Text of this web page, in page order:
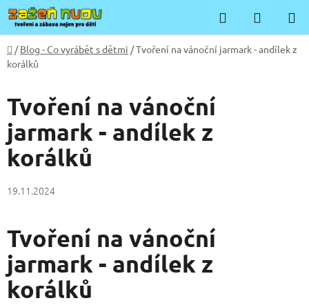
Přejít
na
obsah
Hledat
KOŠÍK
Domů
/ Blog - Co vyrábět s dětmi /Tvoření na vánoční jarmark - andílek z
korálků
Tvoření na vánoční
jarmark - andílek z
korálků
19.11.2024
Tvoření na vánoční
jarmark - andílek z
korálků